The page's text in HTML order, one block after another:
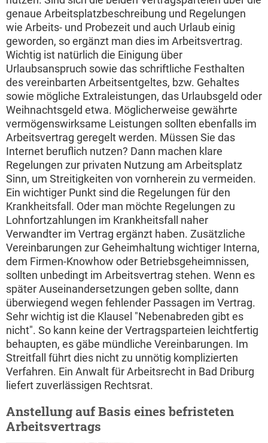
genaue Arbeitsplatzbeschreibung und Regelungen
wie Arbeits- und Probezeit und auch Urlaub einig
geworden, so ergänzt man dies im Arbeitsvertrag.
Wichtig ist natürlich die Einigung über
Urlaubsanspruch sowie das schriftliche Festhalten
des vereinbarten Arbeitsentgeltes, bzw. Gehaltes
sowie mögliche Extraleistungen, das Urlaubsgeld oder
Weihnachtsgeld etwa. Möglicherweise gewährte
vermögenswirksame Leistungen sollten ebenfalls im
Arbeitsvertrag geregelt werden. Müssen Sie das
Internet beruflich nutzen? Dann machen klare
Regelungen zur privaten Nutzung am Arbeitsplatz
Sinn, um Streitigkeiten von vornherein zu vermeiden.
Ein wichtiger Punkt sind die Regelungen für den
Krankheitsfall. Oder man möchte Regelungen zu
Lohnfortzahlungen im Krankheitsfall naher
Verwandter im Vertrag ergänzt haben. Zusätzliche
Vereinbarungen zur Geheimhaltung wichtiger Interna,
dem Firmen-Knowhow oder Betriebsgeheimnissen,
sollten unbedingt im Arbeitsvertrag stehen. Wenn es
später Auseinandersetzungen geben sollte, dann
überwiegend wegen fehlender Passagen im Vertrag.
Sehr wichtig ist die Klausel "Nebenabreden gibt es
nicht". So kann keine der Vertragsparteien leichtfertig
behaupten, es gäbe mündliche Vereinbarungen. Im
Streitfall führt dies nicht zu unnötig komplizierten
Verfahren. Ein Anwalt für Arbeitsrecht in Bad Driburg
liefert zuverlässigen Rechtsrat.
Anstellung auf Basis eines befristeten
Arbeitsvertrags